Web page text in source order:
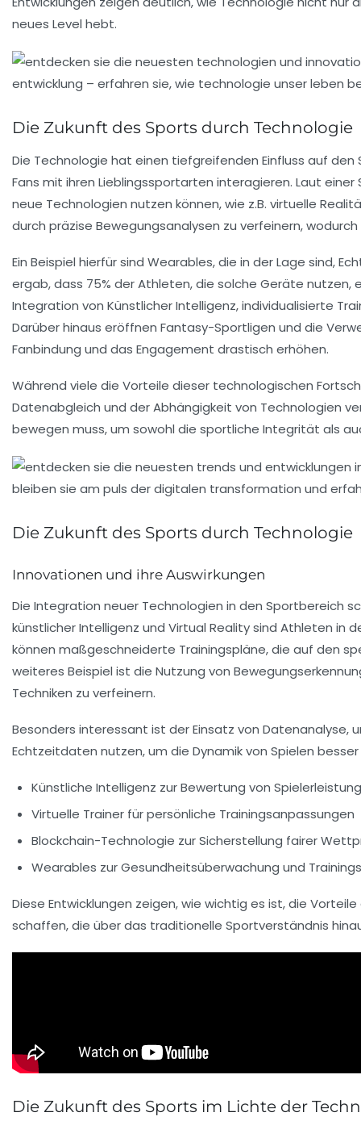
neues Level hebt.
Die Zukunft des Sports durch Technologie
Die Technologie hat einen tiefgreifenden Einfluss auf
Fans mit ihren Lieblingssportarten interagieren. Laut
neue Technologien nutzen können, wie z.B. virtuelle
durch präzise Bewegungsanalysen zu verfeinern,
Ein Beispiel hierfür sind Wearables, die in der Lage sind,
ergab, dass 75% der Athleten, die solche Geräte nutzen,
Integration von Künstlicher Intelligenz, individualisierte
Darüber hinaus eröffnen Fantasy-Sportligen und die
Fanbindung und das Engagement drastisch erhöhen.
Während viele die Vorteile dieser technologischen
Datenabgleich und der Abhängigkeit von Technologien
bewegen muss, um sowohl die sportliche Integrität als
Die Zukunft des Sports durch Technologie
Innovationen und ihre Auswirkungen
Die Integration neuer Technologien in den Sportbereich
künstlicher Intelligenz und Virtual Realitysind Athleten in
können maßgeschneiderte Trainingspläne, die auf den
weiteres Beispiel ist die Nutzung von
Techniken zu verfeinern.
Besonders interessant ist der Einsatz von Datenanalyse,
Echtzeitdaten nutzen, um die Dynamik von Spielen
Künstliche Intelligenz zur Bewertung von
Virtuelle Trainer für persönliche Trainingsanpassungen
Blockchain-Technologie zur Sicherstellung fairer
Wearables zur Gesundheitsüberwachung und
Diese Entwicklungen zeigen, wie wichtig es ist, die
schaffen, die über das traditionelle Sportverständnis
Die Zukunft des Sports im Lichte der